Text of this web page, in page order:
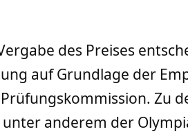
des Preises
auf Grundlage der
Zu
anderem der